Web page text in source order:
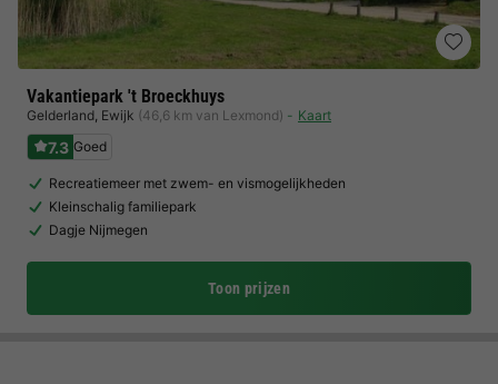
Vakantiepark 't Broeckhuys
Gelderland, Ewijk (46,6 km van Lexmond) Kaart
7.3 Goed
Recreatiemeer met zwem- en vismogelijkheden
Kleinschalig familiepark
Dagje Nijmegen
Toon prijzen